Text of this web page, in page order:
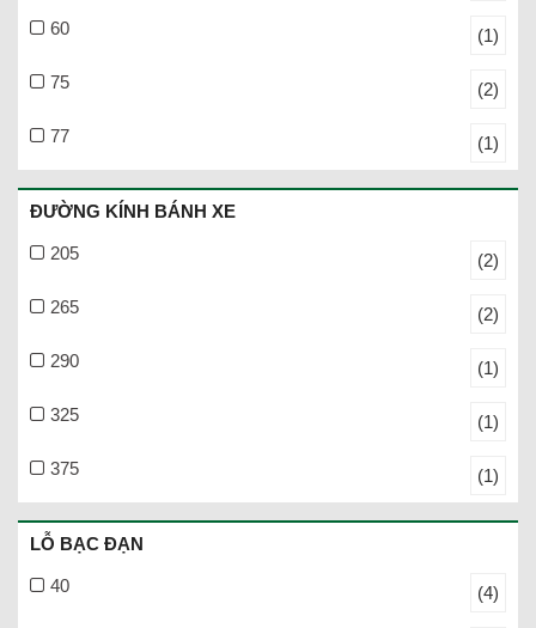
60 (1)
75 (2)
77 (1)
ĐƯỜNG KÍNH BÁNH XE
205 (2)
265 (2)
290 (1)
325 (1)
375 (1)
LỖ BẠC ĐẠN
40 (4)